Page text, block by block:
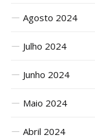
Agosto 2024
Julho 2024
Junho 2024
Maio 2024
Abril 2024